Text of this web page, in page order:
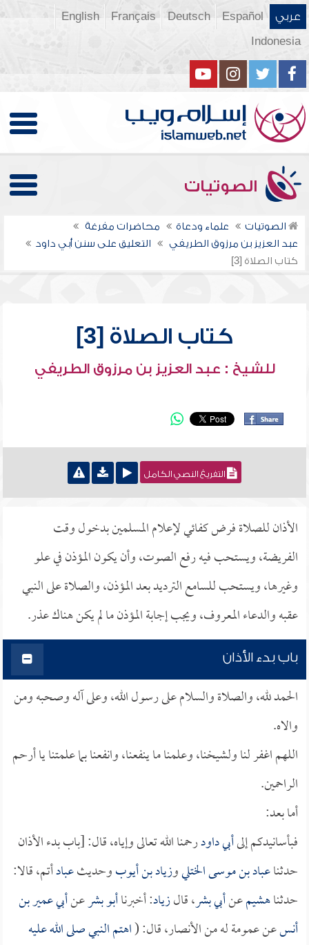
عربي Español
Deutsch
Français
English
Indonesia
الصوتيات
الصوتيات علماء ودعاة
محاضرات مفرغة
عبد العزيز بن مرزوق الطريفي
التعليق على سنن أبي داود
كتاب الصلاة [3]
كتاب الصلاة [3]
للشيخ : عبد العزيز بن مرزوق الطريفي
التفريغ النصي الكامل
الأذان للصلاة فرض كفائي لإعلام المسلمين بدخول وقت
الفريضة، ويستحب فيه رفع الصوت، وأن يكون المؤذن في علو
وغيرها، ويستحب للسامع الترديد بعد المؤذن، والصلاة على النبي
عقبه والدعاء المعروف، ويجب إجابة المؤذن ما لم يكن هناك عذر.
باب بدء الأذان
الحمد لله، والصلاة والسلام على رسول الله، وعلى آله وصحبه ومن
والاه.
اللهم اغفر لنا ولشيخنا، وعلمنا ما ينفعنا، وانفعنا بما علمتنا يا أرحم
الراحمين.
أما بعد:
فبأسانيدكم إلىأبي داودرحمنا الله تعالى وإياه، قال: [باب بدء الأذان
حدثناعباد بن موسى الختليوزياد بن أيوبوحديثعبادأتم، قالا:
حدثناهشيمعنأبي بشر، قالزياد: أخبرناأبو بشرعنأبي عمير بن
أنسعن عمومة له من الأنصار، قال: (اهتم النبي صلى الله عليه